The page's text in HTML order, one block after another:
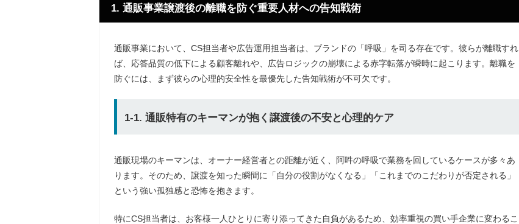
1. 通販事業譲渡後の離職を防ぐ重要人材への告知戦術
通販事業において、CS担当者や広告運用担当者は、ブランドの「呼吸」を司る存在です。彼らが離職すれ
ば、応答品質の低下による顧客離れや、広告ロジックの崩壊による赤字転落が瞬時に起こります。離職を
防ぐには、まず彼らの心理的安全性を最優先した告知戦術が不可欠です。
1-1. 通販特有のキーマンが抱く譲渡後の不安と心理的ケア
通販現場のキーマンは、オーナー経営者との距離が近く、阿吽の呼吸で業務を回しているケースが多々あ
ります。そのため、譲渡を知った瞬間に「自分の役割がなくなる」「これまでのこだわりが否定される」
という強い孤独感と恐怖を抱きます。
特にCS担当者は、お客様一人ひとりに寄り添ってきた自負があるため、効率重視の買い手企業に変わるこ